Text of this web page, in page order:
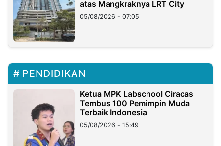
atas Mangkraknya LRT City
05/08/2026 - 07:05
PENDIDIKAN
Ketua MPK Labschool Ciracas
Tembus 100 Pemimpin Muda
Terbaik Indonesia
05/08/2026 - 15:49